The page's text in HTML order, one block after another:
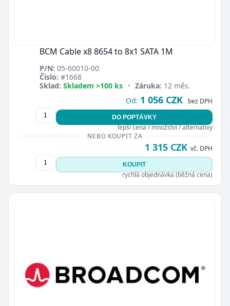
BCM Cable x8 8654 to 8x1 SATA 1M
P/N: 05-60010-00
Číslo: #1668
Sklad: Skladem >100 ks • Záruka: 12 měs.
Od: 1 056 CZK bez DPH
DO POPTÁVKY
lepší cena / množství / alternativy
NEBO KOUPIT ZA
1 315 CZK vč. DPH
KOUPIT
rychlá objednávka (běžná cena)